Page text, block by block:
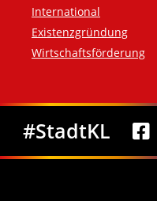
International
Existenzgründung
Wirtschaftsförderung
Social Media
#StadtKL